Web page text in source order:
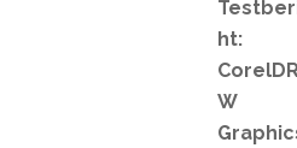
ht:
W